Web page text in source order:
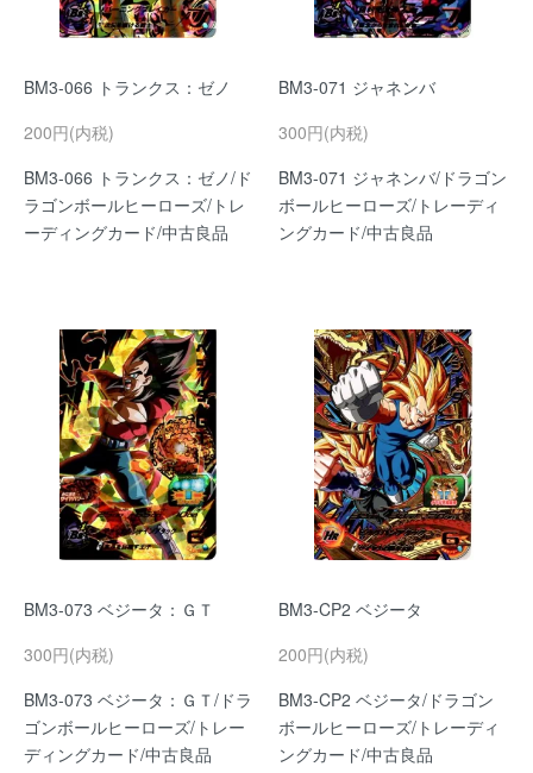
BM3-066 トランクス：ゼノ
200円(内税)
BM3-066 トランクス：ゼノ/ド
ラゴンボールヒーローズ/トレ
ーディングカード/中古良品
BM3-071 ジャネンバ
300円(内税)
BM3-071 ジャネンバ/ドラゴン
ボールヒーローズ/トレーディ
ングカード/中古良品
BM3-073 ベジータ：ＧＴ
300円(内税)
BM3-073 ベジータ：ＧＴ/ドラ
ゴンボールヒーローズ/トレー
ディングカード/中古良品
BM3-CP2 ベジータ
200円(内税)
BM3-CP2 ベジータ/ドラゴン
ボールヒーローズ/トレーディ
ングカード/中古良品